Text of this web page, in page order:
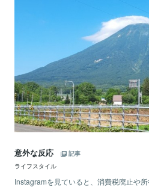
意外な反応
記事
ライフスタイル
Instagramを見ていると、消費税廃止や